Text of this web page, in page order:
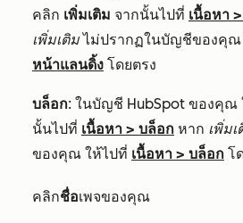
คลิก เพิ่มเติม จากนั้นไปที่ เนื้อหา >
เพิ่มเติมไม่ปรากฏในบัญชีของคุณ
หน้าแลนดิ้ง โดยตรง
บล็อก: ในบัญชี HubSpot ของคุณ
นั้นไปที่ เนื้อหา > บล็อก หาก เพิ่มเ
ของคุณ ให้ไปที่ เนื้อหา > บล็อก โ
คลิกชื่อเพจของคุณ